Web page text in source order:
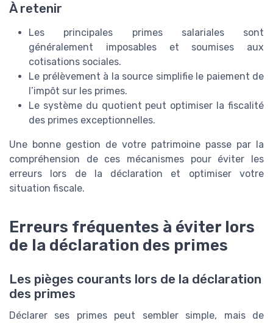
À retenir
Les principales primes salariales sont
généralement imposables et soumises aux
cotisations sociales.
Le prélèvement à la source simplifie le paiement de
l’impôt sur les primes.
Le système du quotient peut optimiser la fiscalité
des primes exceptionnelles.
Une bonne gestion de votre patrimoine passe par la
compréhension de ces mécanismes pour éviter les
erreurs lors de la déclaration et optimiser votre
situation fiscale.
Erreurs fréquentes à éviter lors
de la déclaration des primes
Les pièges courants lors de la déclaration
des primes
Déclarer ses primes peut sembler simple, mais de